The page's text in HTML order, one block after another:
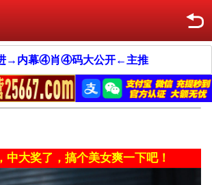
→内幕④肖④码大公开←主推
中大奖了，搞个美女爽一下吧！